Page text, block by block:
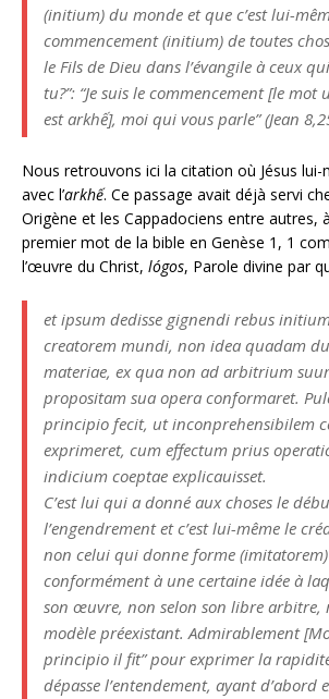
(initium) du monde et que c’est lui-
commencement (initium) de toutes
le Fils de Dieu dans l’évangile à ceux
tu?”: “Je suis le commencement [le mot
estarkhế], moi qui vous parle” (Jean
Nous retrouvons ici la citation où Jésus lui-
avec l’arkhế. Ce passage avait déjà servi
Origène et les Cappadociens entre autres,
premier mot de la bible en Genèse 1, 1
l’œuvre du Christ, lógos, Parole divine par
et ipsum dedisse gignendi rebus
creatorem mundi, non idea quadam
materiae, ex qua non ad arbitrium
propositam sua opera conformaret.
principio fecit, ut inconprehensibilem
exprimeret, cum effectum prius
indicium coeptae explicauisset.
C’est lui qui a donné aux choses le
l’engendrement et c’est lui-même le
non celui qui donne forme
conformément à une certaine idée à
son œuvre, non selon son libre arbitre,
modèle préexistant. Admirablement
principio il fit” pour exprimer la
dépasse l’entendement, ayant d’abord